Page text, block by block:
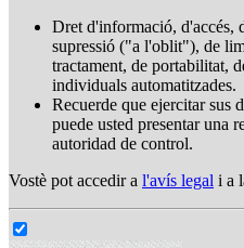
Dret d'informació, d'accés,
supressió ("a l'oblit"), de
tractament, de portabilitat,
individuals automatitzades.
Recuerde que ejercitar sus
puede usted presentar una
autoridad de control.
Vostè pot accedir a l'avís legal i a